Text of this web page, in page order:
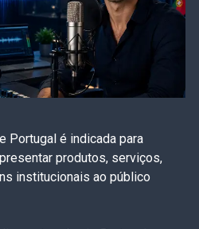
Portugal é indicada para
produtos, serviços,
institucionais ao público